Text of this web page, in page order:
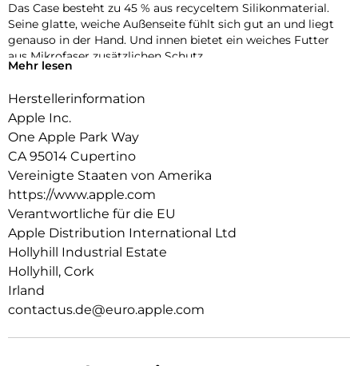
Das Case besteht zu 45 % aus recyceltem Silikon­material.
Seine glatte, weiche Außenseite fühlt sich gut an und liegt
genauso in der Hand. Und innen bietet ein weiches Futter
aus Mikrofaser zusätzlichen Schutz.
Es kommt mit Saphirglas mit einer leitenden Schicht, die die
Bewegungen deines Fingers zur Kamerasteuerung
überträgt.
Mit integrierten Magneten, die sich perfekt am iPhone 17 Pro
ausrichten, hält das Case ganz einfach und sorgt für
schnelleres kabel­loses Laden. Lass dein iPhone beim Laden
einfach im Case und docke dein MagSafe Ladegerät an oder
leg es auf dein Qi2 25W oder Qi zertifiziertes Ladegerät.
Wie jedes von Apple entwickelte Case durchläuft es im Laufe
des Design‑ und Fertigungs­prozesses Tausende von
Teststunden. Deshalb sieht es nicht nur großartig aus,
sondern ist auch dafür gemacht, dein iPhone vor Kratzern
und bei Stürzen zu schützen.
Mehr lesen
Herstellerinformation
Apple Inc.
One Apple Park Way
CA 95014 Cupertino
Vereinigte Staaten von Amerika
https://www.apple.com
Verantwortliche für die EU
Apple Distribution International Ltd
Hollyhill Industrial Estate
Hollyhill, Cork
Irland
contactus.de@euro.apple.com